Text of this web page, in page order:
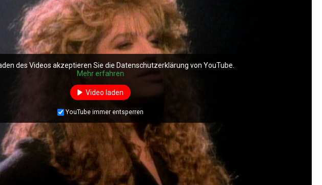
des Videos akzeptieren Sie die Datenschutzerklärung von YouTube.
Mehr erfahren
Video laden
YouTube immer entsperren